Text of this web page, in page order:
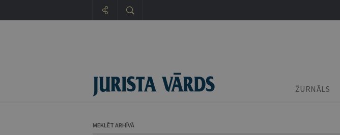
ŽURNĀLS
MEKLĒT ARHĪVĀ